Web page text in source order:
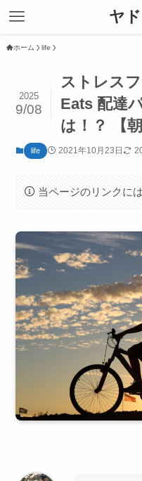
ヤ
ホーム life
ストレス
Eats 配達
は！？ 【
2025
9/08
life 2021年10月23日
当ページのリンクに